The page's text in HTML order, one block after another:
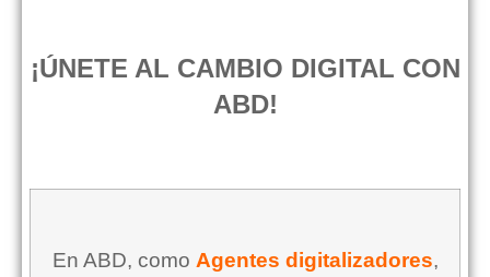
¡ÚNETE AL CAMBIO DIGITAL CON
ABD!
En ABD, como Agentes digitalizadores,